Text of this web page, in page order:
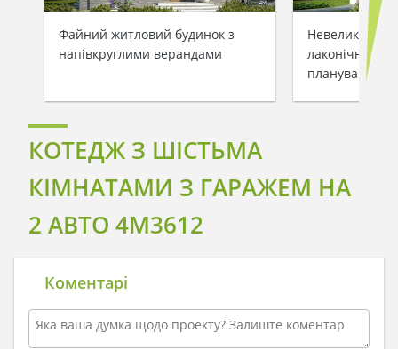
Файний житловий будинок з
напівкруглими верандами
Невеликий
лаконічним
плануванням
КОТЕДЖ З ШІСТЬМА
КІМНАТАМИ З ГАРАЖЕМ НА
2 АВТО 4M3612
Коментарі